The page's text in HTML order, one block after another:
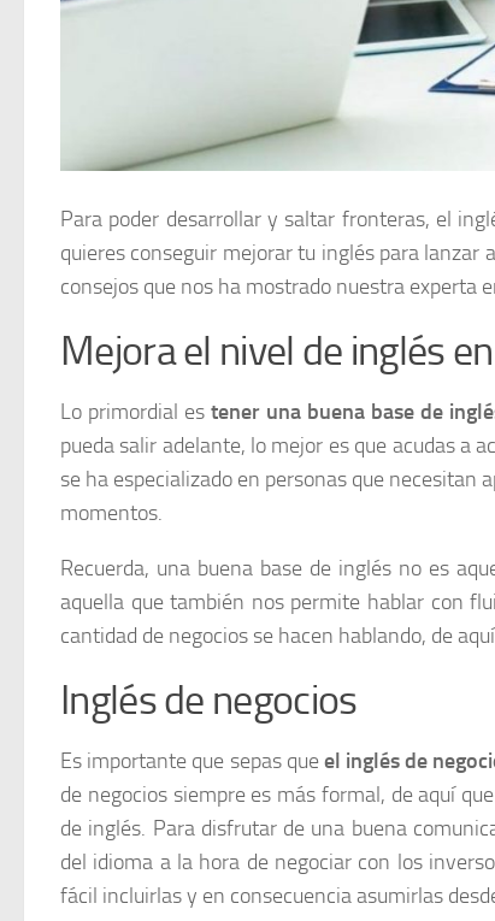
Para poder desarrollar y saltar fronteras, el
quieres conseguir mejorar tu inglés para lanzar
consejos que nos ha mostrado nuestra experta
Mejora el nivel de inglés
Lo primordial estener una buena base de
pueda salir adelante, lo mejor es que acudas a
se ha especializado en personas que necesitan
momentos.
Recuerda, una buena base de inglés no es
aquella que también nos permite hablar con
cantidad de negocios se hacen hablando, de
Inglés de negocios
Es importante que sepas queel inglés de
de negocios siempre es más formal, de aquí
de inglés. Para disfrutar de una buena
del idioma a la hora de negociar con los
fácil incluirlas y en consecuencia asumirlas